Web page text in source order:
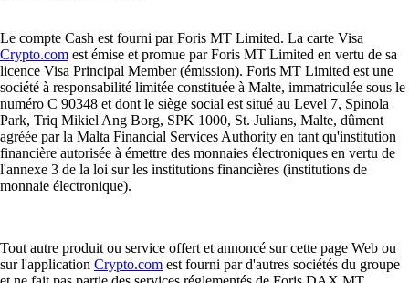
Le compte Cash est fourni par Foris MT Limited. La carte Visa
Crypto.com est émise et promue par Foris MT Limited en vertu de sa
licence Visa Principal Member (émission). Foris MT Limited est une
société à responsabilité limitée constituée à Malte, immatriculée sous le
numéro C 90348 et dont le siège social est situé au Level 7, Spinola
Park, Triq Mikiel Ang Borg, SPK 1000, St. Julians, Malte, dûment
agréée par la Malta Financial Services Authority en tant qu'institution
financière autorisée à émettre des monnaies électroniques en vertu de
l'annexe 3 de la loi sur les institutions financières (institutions de
monnaie électronique).
Tout autre produit ou service offert et annoncé sur cette page Web ou
sur l'application Crypto.com est fourni par d'autres sociétés du groupe